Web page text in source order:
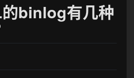
binlog有几种